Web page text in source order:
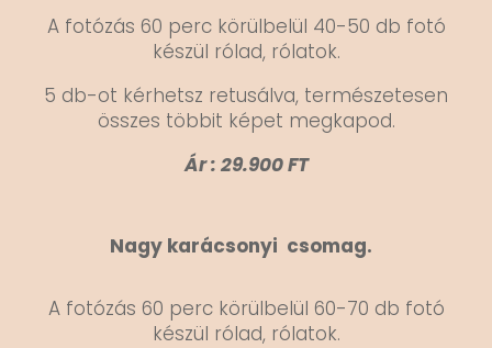
A fotózás 60 perc körülbelül 40-50 db fotó
készül rólad, rólatok.
5 db-ot kérhetsz retusálva, természetesen
összes többit képet megkapod.
Ár : 29.900 FT
Nagy karácsonyi csomag.
A fotózás 60 perc körülbelül 60-70 db fotó
készül rólad, rólatok.